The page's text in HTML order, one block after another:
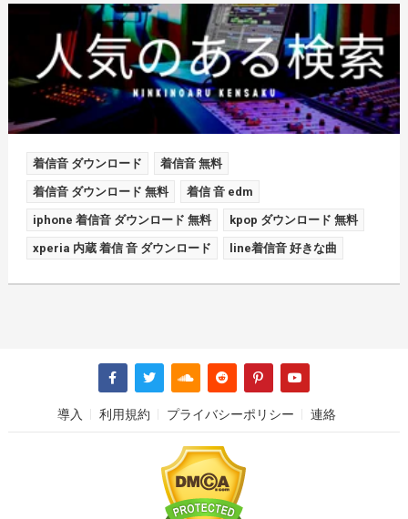
着信音 ダウンロード 着信音 無料
着信音 ダウンロード 無料 着信 音 edm
iphone 着信音 ダウンロード 無料 kpop ダウンロード 無料
xperia 内蔵 着信 音 ダウンロード line着信音 好きな曲
導入 利用規約 プライバシーポリシー 連絡